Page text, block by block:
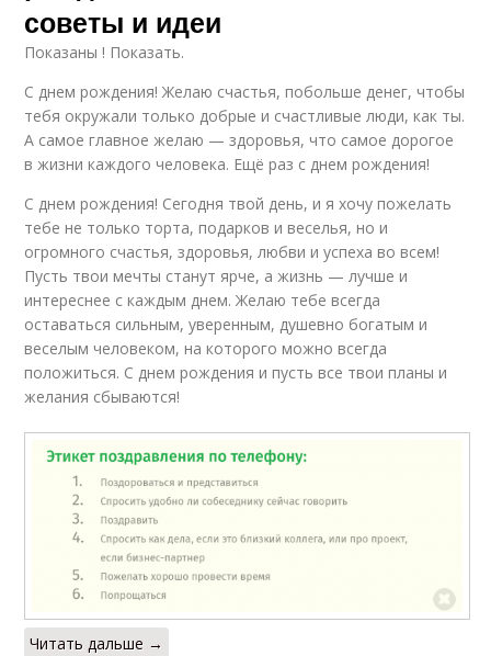
советы и идеи
Показаны ! Показать.
С днем рождения! Желаю счастья, побольше денег, чтобы
тебя окружали только добрые и счастливые люди, как ты.
А самое главное желаю — здоровья, что самое дорогое
в жизни каждого человека. Ещё раз с днем рождения!
С днем рождения! Сегодня твой день, и я хочу пожелать
тебе не только торта, подарков и веселья, но и
огромного счастья, здоровья, любви и успеха во всем!
Пусть твои мечты станут ярче, а жизнь — лучше и
интереснее с каждым днем. Желаю тебе всегда
оставаться сильным, уверенным, душевно богатым и
веселым человеком, на которого можно всегда
положиться. С днем рождения и пусть все твои планы и
желания сбываются!
Читать дальше →